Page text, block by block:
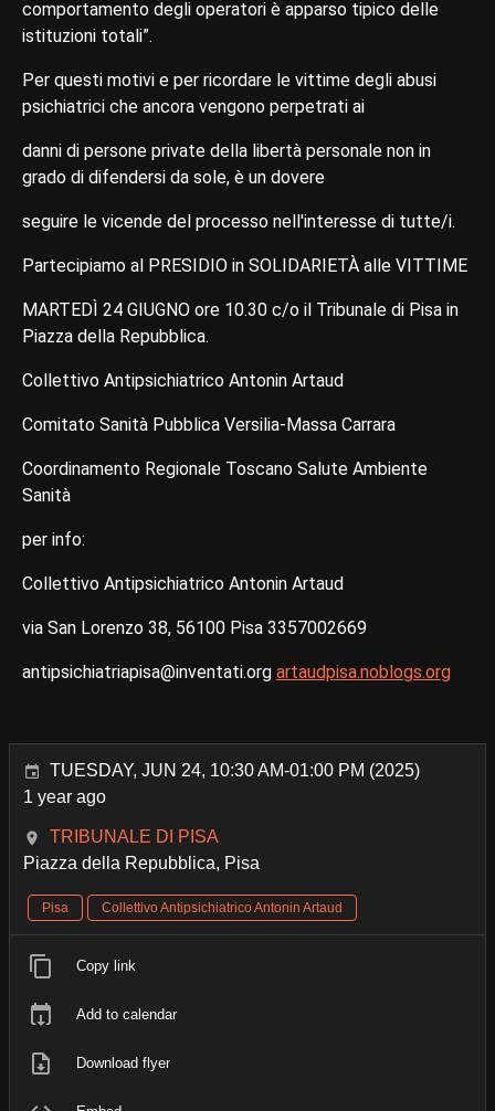
comportamento degli operatori è apparso tipico delle
istituzioni totali”.
Per questi motivi e per ricordare le vittime degli abusi
psichiatrici che ancora vengono perpetrati ai
danni di persone private della libertà personale non in
grado di difendersi da sole, è un dovere
seguire le vicende del processo nell'interesse di tutte/i.
Partecipiamo al PRESIDIO in SOLIDARIETÀ alle VITTIME
MARTEDÌ 24 GIUGNO ore 10.30 c/o il Tribunale di Pisa in
Piazza della Repubblica.
Collettivo Antipsichiatrico Antonin Artaud
Comitato Sanità Pubblica Versilia-Massa Carrara
Coordinamento Regionale Toscano Salute Ambiente
Sanità
per info:
Collettivo Antipsichiatrico Antonin Artaud
via San Lorenzo 38, 56100 Pisa 3357002669
antipsichiatriapisa@inventati.org artaudpisa.noblogs.org
TUESDAY, JUN 24, 10:30 AM-01:00 PM (2025)
1 year ago
TRIBUNALE DI PISA
Piazza della Repubblica, Pisa
Pisa Collettivo Antipsichiatrico Antonin Artaud
Copy link
Add to calendar
Download flyer